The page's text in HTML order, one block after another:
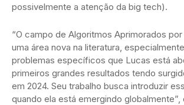
possivelmente a atenção da big tech).
“O campo de Algoritmos Aprimorados
uma área nova na literatura,
problemas específicos que Lucas está
primeiros grandes resultados tendo
em 2024. Seu trabalho busca introduzir
quando ela está emergindo globalmente”,